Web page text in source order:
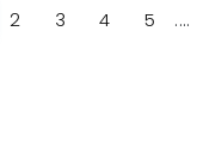
2 3 4 5 ....